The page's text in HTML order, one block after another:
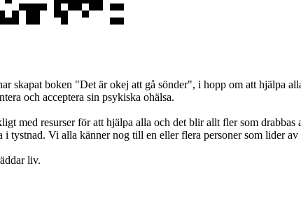
skapat boken "Det är okej att gå sönder", i hopp om att hjälpa
och acceptera sin psykiska ohälsa.
med resurser för att hjälpa alla och det blir allt fler som
Vi alla känner nog till en eller flera personer som lider
liv.